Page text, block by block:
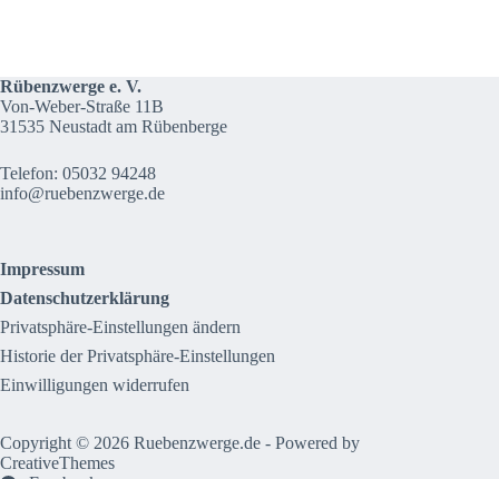
Rübenzwerge e. V.
Von-Weber-Straße 11B
31535 Neustadt am Rübenberge
Telefon: 05032 94248
info@ruebenzwerge.de
Impressum
Datenschutzerklärung
Privatsphäre-Einstellungen ändern
Historie der Privatsphäre-Einstellungen
Einwilligungen widerrufen
Copyright © 2026 Ruebenzwerge.de - Powered by
CreativeThemes